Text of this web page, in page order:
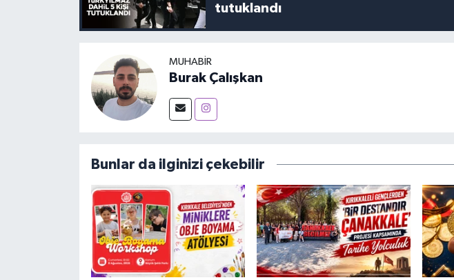
tutuklandı
MUHABIR
Burak Çalışkan
Bunlar da ilginizi çekebilir